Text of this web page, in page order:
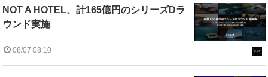
NOT A HOTEL、計165億円のシリーズDラ
ウンド実施
08/07 08:10